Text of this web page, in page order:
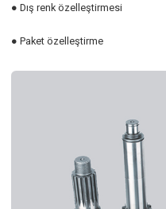
● Dış renk özelleştirmesi
● Paket özelleştirme